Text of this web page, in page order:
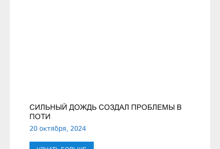
СИЛЬНЫЙ ДОЖДЬ СОЗДАЛ ПРОБЛЕМЫ В
ПОТИ
20 октября, 2024